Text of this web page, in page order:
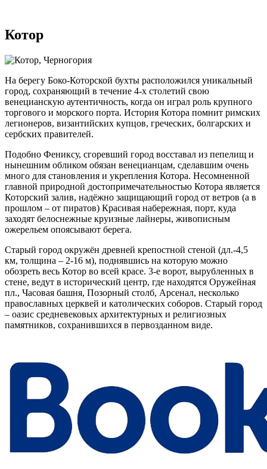
Котор
На берегу Боко-Которской бухты расположился уникальный
город, сохраняющий в течение 4-х столетий свою
венецианскую аутентичность, когда он играл роль крупного
торгового и морского порта. История Котора помнит римских
легионеров, византийских купцов, греческих, болгарских и
сербских правителей.
Подобно Фениксу, сгоревший город восставал из пепелищ и
нынешним обликом обязан венецианцам, сделавшим очень
много для становления и укрепления Котора. Несомненной
главной природной достопримечательностью Котора является
Которский залив, надёжно защищающий город от ветров (а в
прошлом – от пиратов) Красивая набережная, порт, куда
заходят белоснежные круизные лайнеры, живописным
ожерельем опоясывают берега.
Старый город окружён древней крепостной стеной (дл.-4,5
км, толщина – 2-16 м), поднявшись на которую можно
обозреть весь Котор во всей красе. 3-е ворот, вырубленных в
стене, ведут в исторический центр, где находятся Оружейная
пл., Часовая башня, Позорный столб, Арсенал, несколько
православных церквей и католических соборов. Старый город
– оазис средневековых архитектурных и религиозных
памятников, сохранившихся в первозданном виде.